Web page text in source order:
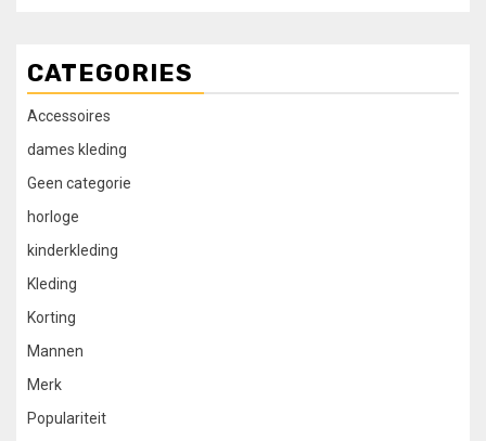
CATEGORIES
Accessoires
dames kleding
Geen categorie
horloge
kinderkleding
Kleding
Korting
Mannen
Merk
Populariteit